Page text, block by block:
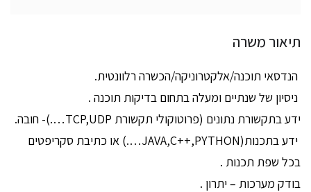
תיאור משרה
הנדסאי תוכנה/אלקטרוניקה/הכשרה רלוונטית.
ניסיון של שנתיים ומעלה בתחום בדיקות תוכנה .
ידע בתקשורת נתונים (פרוטוקולי תקשורת TCP,UDP….)- חובה.
ידע בתכנות(JAVA,C++,PYTHON….) או כתיבת סקריפטים
בכל שפת תכנות .
בודק מערכות – יתרון .